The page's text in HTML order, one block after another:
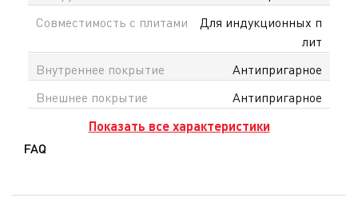
в Казахстане и удобную доставку по всему
Казахстану.
Совместимость с плитами
Для индукционных п
лит
Внутреннее покрытие
Антипригарное
Внешнее покрытие
Антипригарное
Показать все характеристики
FAQ